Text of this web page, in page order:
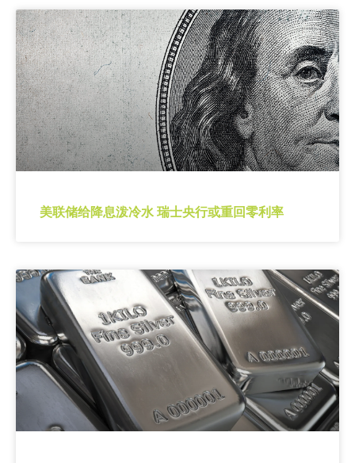
美联储给降息泼冷水 瑞士央行或重回零利率